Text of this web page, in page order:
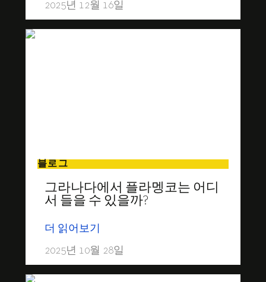
2025년 12월 16일
블로그
그라나다에서 플라멩코는 어디
서 들을 수 있을까?
더 읽어보기
2025년 10월 28일